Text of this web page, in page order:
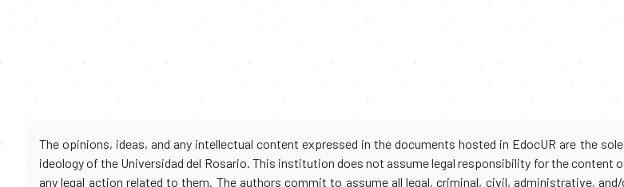
The opinions, ideas, and any intellectual content expressed in the documents hosted in EdocUR are the
ideology of the Universidad del Rosario. This institution does not assume legal responsibility for the content
any legal action related to them. The authors commit to assume all legal, criminal, civil, administrative,